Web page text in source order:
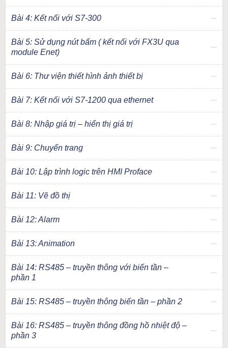
Bài 4: Kết nối với S7-300
Bài 5: Sử dụng nút bấm ( kết nối với FX3U qua
module Enet)
Bài 6: Thư viện thiết hình ảnh thiết bị
Bài 7: Kết nối với S7-1200 qua ethernet
Bài 8: Nhập giá trị – hiển thị giá trị
Bài 9: Chuyển trang
Bài 10: Lập trình logic trên HMI Proface
Bài 11: Vẽ đồ thị
Bài 12: Alarm
Bài 13: Animation
Bài 14: RS485 – truyền thông với biến tần –
phần 1
Bài 15: RS485 – truyền thông biến tần – phần 2
Bài 16: RS485 – truyền thông đồng hồ nhiệt độ –
phần 3